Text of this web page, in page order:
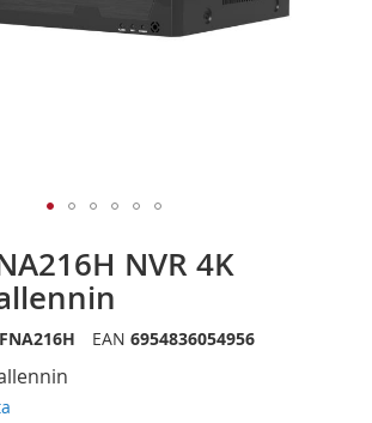
NVR 4K
EAN 6954836054956